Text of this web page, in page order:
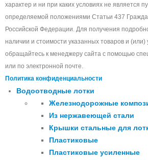
характер и ни при каких условиях не является
определяемой положениями Статьи 437
Российской Федерации. Для получения
наличии и стоимости указанных товаров и (или)
обращайтесь к менеджеру сайта с помощью
или по электронной почте.
Политика конфиденциальности
Водоотводные лотки
Железнодорожные
Из нержавеющей стали
Крышки стальные для
Пластиковые
Пластиковые усиленные